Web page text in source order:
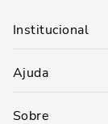
Institucional
Ajuda
Sobre